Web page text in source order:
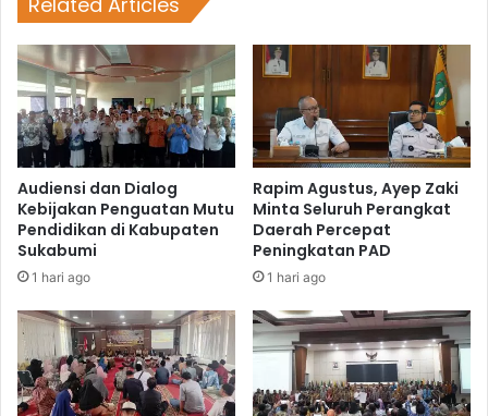
Audiensi dan Dialog
Kebijakan Penguatan Mutu
Pendidikan di Kabupaten
Sukabumi
1 hari ago
Rapim Agustus, Ayep Zaki
Minta Seluruh Perangkat
Daerah Percepat
Peningkatan PAD
1 hari ago